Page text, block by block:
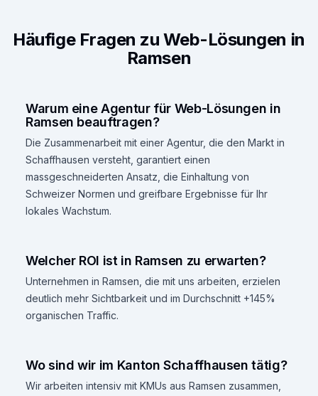
Häufige Fragen zu Web-Lösungen in
Ramsen
Warum eine Agentur für Web-Lösungen in
Ramsen beauftragen?
Die Zusammenarbeit mit einer Agentur, die den Markt in
Schaffhausen versteht, garantiert einen
massgeschneiderten Ansatz, die Einhaltung von
Schweizer Normen und greifbare Ergebnisse für Ihr
lokales Wachstum.
Welcher ROI ist in Ramsen zu erwarten?
Unternehmen in Ramsen, die mit uns arbeiten, erzielen
deutlich mehr Sichtbarkeit und im Durchschnitt +145%
organischen Traffic.
Wo sind wir im Kanton Schaffhausen tätig?
Wir arbeiten intensiv mit KMUs aus Ramsen zusammen,